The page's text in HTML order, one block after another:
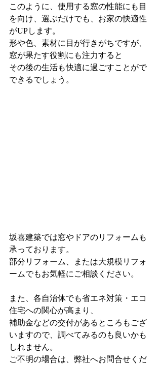
このように、使用する窓の性能にも目
を向け、選ぶだけでも、お家の快適性
がUPします。
形や色、素材に目が行きがちですが、
窓が果たす役割にも注力すると
その後の生活も快適に過ごすことがで
できるでしょう。
坂喜建築では窓やドアのリフォームも
承っております。
部分リフォーム、または大規模リフォ
ームでもお気軽にご相談ください。
また、各自治体でも省エネ対策・エコ
住宅への関心が高まり、
補助金などの交付があるところもござ
いますので、調べてみるのも良いかも
しれません。
ご不明の場合は、弊社へお問合せくだ